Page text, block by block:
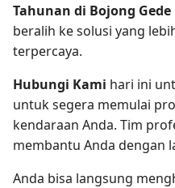
Tahunan di Bojong Gede
beralih ke solusi yang
terpercaya.
Hubungi Kami hari ini
untuk segera memulai
kendaraan Anda. Tim
membantu Anda dengan
Anda bisa langsung